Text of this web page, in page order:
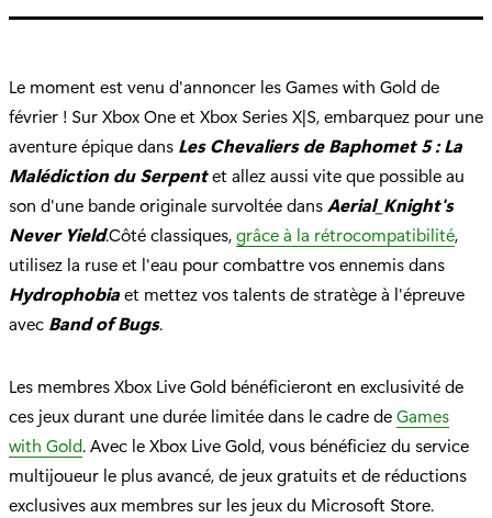
r
e
:
Le moment est venu d'annoncer les Games with Gold de
février ! Sur Xbox One et Xbox Series X|S, embarquez pour une
aventure épique dans Les Chevaliers de Baphomet 5 : La
Malédiction du Serpentet allez aussi vite que possible au
son d'une bande originale survoltée dansAerial_Knight's
Never Yield.Côté classiques,grâce à la rétrocompatibilité,
utilisez la ruse et l'eau pour combattre vos ennemis dans
Hydrophobiaet mettez vos talents de stratège à l'épreuve
avec Band of Bugs.
Les membres Xbox Live Gold bénéficieront en exclusivité de
ces jeux durant une durée limitée dans le cadre deGames
with Gold. Avec le Xbox Live Gold, vous bénéficiez du service
multijoueur le plus avancé, de jeux gratuits et de réductions
exclusives aux membres sur les jeux du Microsoft Store.